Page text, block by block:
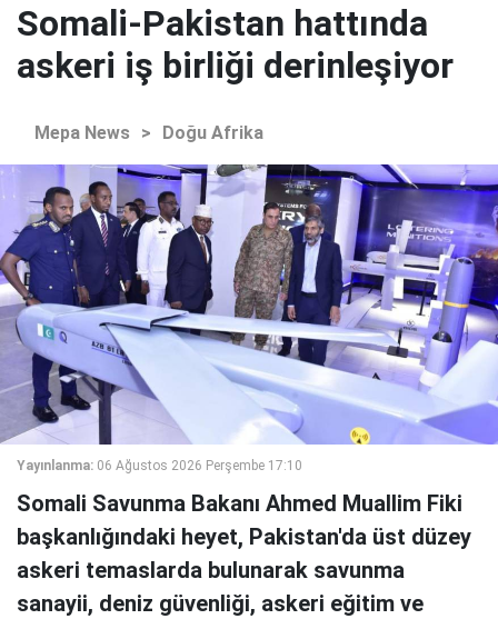
Somali-Pakistan hattında
askeri iş birliği derinleşiyor
Mepa News > Doğu Afrika
Yayınlanma: 06 Ağustos 2026 Perşembe 17:10
Somali Savunma Bakanı Ahmed Muallim Fiki
başkanlığındaki heyet, Pakistan'da üst düzey
askeri temaslarda bulunarak savunma
sanayii, deniz güvenliği, askeri eğitim ve